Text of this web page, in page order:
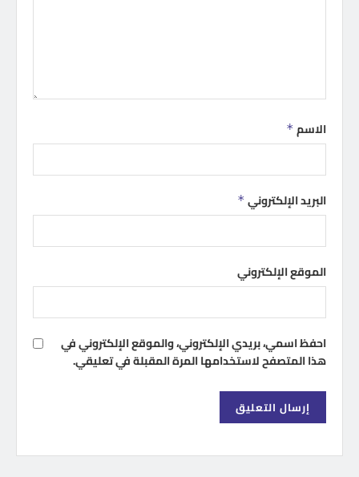
الاسم *
البريد الإلكتروني *
الموقع الإلكتروني
احفظ اسمي، بريدي الإلكتروني، والموقع الإلكتروني في
هذا المتصفح لاستخدامها المرة المقبلة في تعليقي.